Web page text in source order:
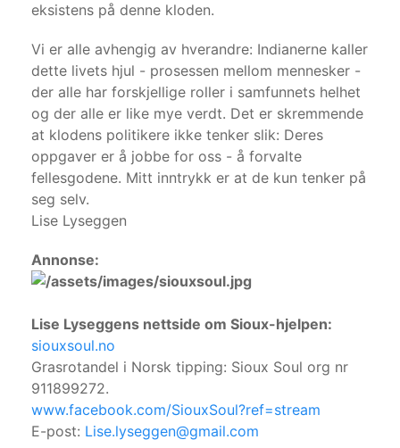
eksistens på denne kloden.
Vi er alle avhengig av hverandre: Indianerne kaller
dette livets hjul - prosessen mellom mennesker -
der alle har forskjellige roller i samfunnets helhet
og der alle er like mye verdt. Det er skremmende
at klodens politikere ikke tenker slik: Deres
oppgaver er å jobbe for oss - å forvalte
fellesgodene. Mitt inntrykk er at de kun tenker på
seg selv.
Lise Lyseggen
Annonse:
Lise Lyseggens nettside om Sioux-hjelpen:
siouxsoul.no
Grasrotandel i Norsk tipping: Sioux Soul org nr
911899272.
www.facebook.com/SiouxSoul?ref=stream
E-post: Lise.lyseggen@gmail.com